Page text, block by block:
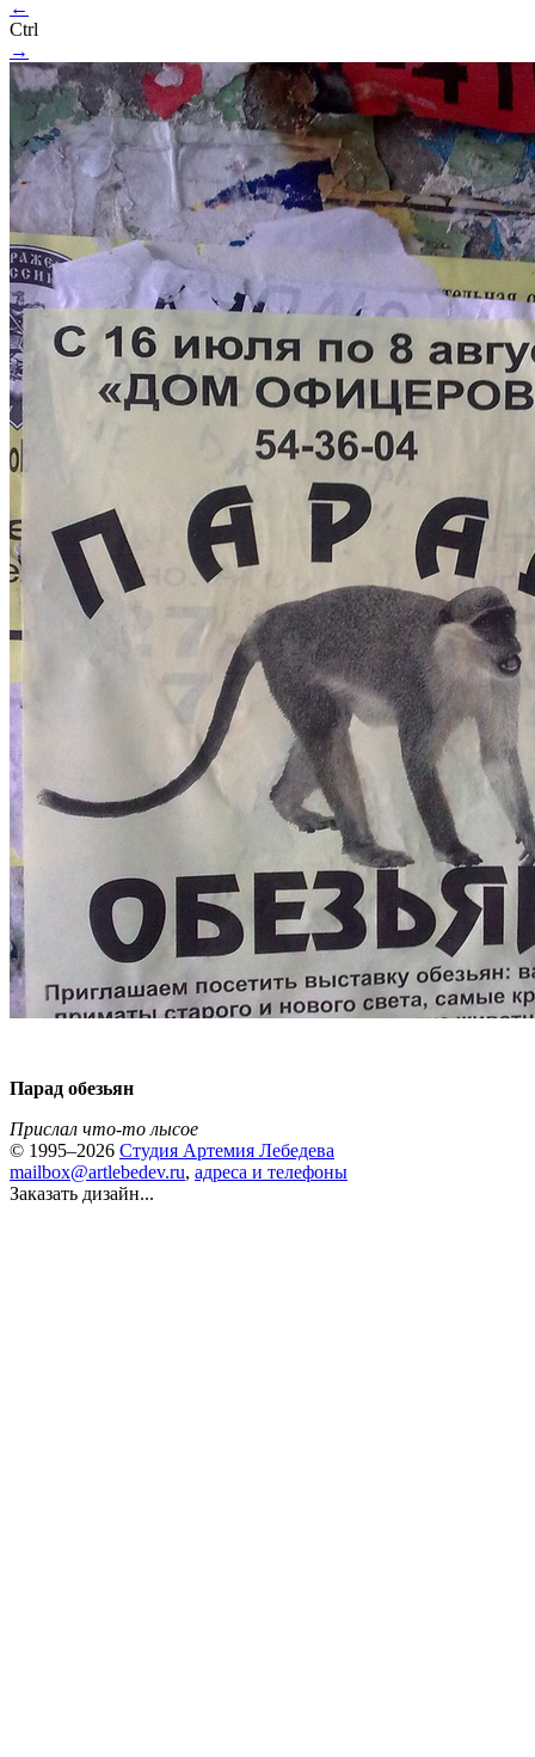
←
Ctrl
→
Парад обезьян
Прислал что-то лысое
© 1995–2026 Студия Артемия Лебедева
mailbox@artlebedev.ru, адреса и телефоны
Заказать дизайн...